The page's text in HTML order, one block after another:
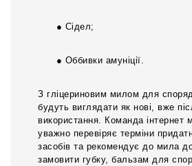
● Сідел;
● Оббивки амуніції.
З гліцериновим милом для
будуть виглядати як нові, вже
використання. Команда інтернет
уважно перевіряє терміни
засобів та рекомендує до мила
замовити губку, бальзам для